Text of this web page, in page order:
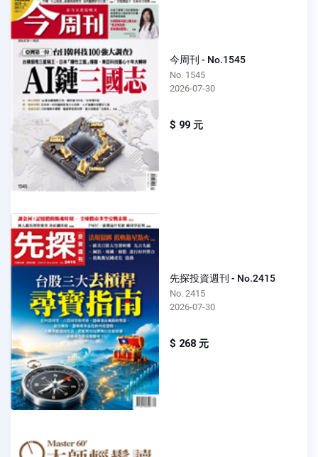
今周刊 - No.1545
No. 1545
2026-07-30
$ 99 元
先探投資週刊 - No.2415
No. 2415
2026-07-30
$ 268 元